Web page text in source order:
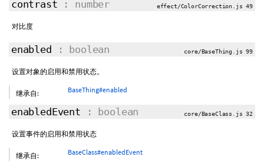
contrast : number effect/ColorCorrection.js 49
对比度
enabled : boolean core/BaseThing.js 99
设置对象的启用和禁用状态。
继承自: BaseThing#enabled
enabledEvent : boolean core/BaseClass.js 32
设置事件的启用和禁用状态
继承自: BaseClass#enabledEvent